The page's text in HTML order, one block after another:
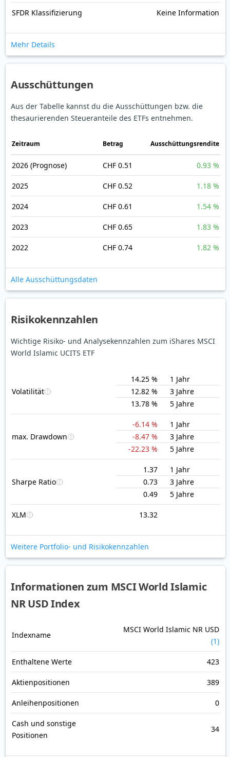
SFDR Klassifizierung Keine Information
Mehr Details
Ausschüttungen
Aus der Tabelle kannst du die Ausschüttungen bzw. die
thesaurierenden Steueranteile des ETFs entnehmen.
Zeitraum Betrag Ausschüttungsrendite
2026 (Prognose) CHF 0.51 0.93 %
2025 CHF 0.52 1.18 %
2024 CHF 0.61 1.54 %
2023 CHF 0.65 1.83 %
2022 CHF 0.74 1.82 %
Alle Ausschüttungsdaten
Risikokennzahlen
Wichtige Risiko- und Analysekennzahlen zum iShares MSCI
World Islamic UCITS ETF
Volatilität
14.25 %
1 Jahr
12.82 %
3 Jahre
13.78 %
5 Jahre
max. Drawdown
-6.14 %
1 Jahr
-8.47 %
3 Jahre
-22.23 %
5 Jahre
Sharpe Ratio
1.37
1 Jahr
0.73
3 Jahre
0.49
5 Jahre
XLM 13.32
Weitere Portfolio- und Risikokennzahlen
Informationen zum MSCI World Islamic
NR USD Index
Indexname
MSCI World Islamic NR USD
(1)
Enthaltene Werte 423
Aktienpositionen 389
Anleihenpositionen 0
Cash und sonstige
Positionen
34